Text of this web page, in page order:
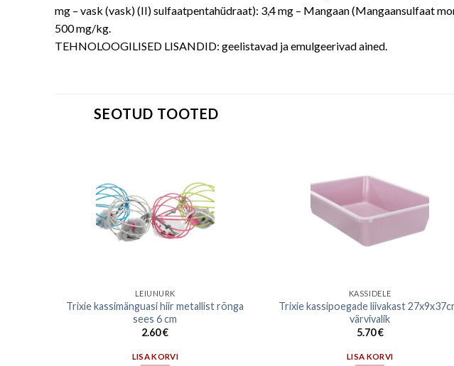
mg – vask (vask) (II) sulfaatpentahüdraat): 3,4 mg – Mangaan (Mangaansulfaat
500 mg/kg.
TEHNOLOOGILISED LISANDID: geelistavad ja emulgeerivad ained.
SEOTUD TOOTED
LEIUNURK
Trixie kassimänguasi hiir metallist rõnga
sees 6 cm
2.60€
LISA KORVI
KASSIDELE
Trixie kassipoegade liivakast
värvivalik
5.70€
LISA KORVI